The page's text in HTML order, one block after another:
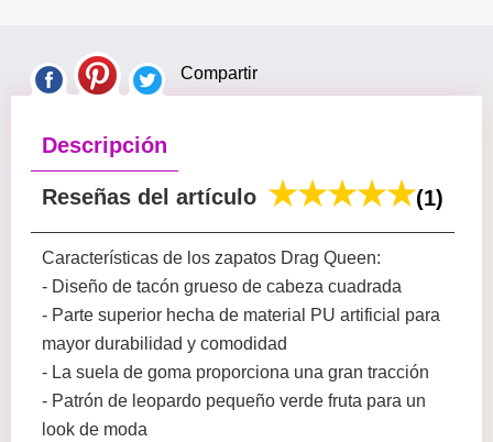
Compartir
Descripción
Reseñas del artículo (1)
Características de los zapatos Drag Queen:
- Diseño de tacón grueso de cabeza cuadrada
- Parte superior hecha de material PU artificial para
mayor durabilidad y comodidad
- La suela de goma proporciona una gran tracción
- Patrón de leopardo pequeño verde fruta para un
look de moda